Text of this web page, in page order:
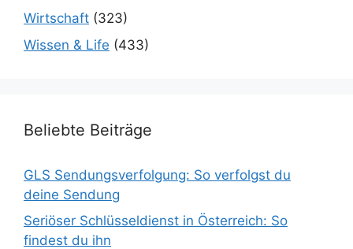
Wirtschaft (323)
Wissen & Life (433)
Beliebte Beiträge
GLS Sendungsverfolgung: So verfolgst du
deine Sendung
Seriöser Schlüsseldienst in Österreich: So
findest du ihn